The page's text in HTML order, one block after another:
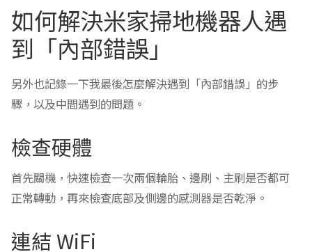
如何解決米家掃地機器人遇
到「內部錯誤」
另外也記錄一下我最後怎麼解決遇到「內部錯誤」的步
驟，以及中間遇到的問題。
檢查硬體
首先關機，快速檢查一次兩個輪胎、邊刷、主刷是否都可
正常轉動，再來檢查底部及側邊的感測器是否乾淨。
連結 WiFi